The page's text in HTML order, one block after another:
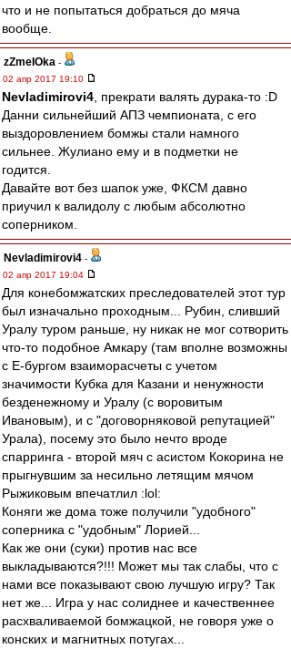
что и не попытаться добраться до мяча
вообще.
zZmeIOka -
02 апр 2017 19:10
Nevladimirovi4 , прекрати валять дурака-то :D
Данни сильнейший АПЗ чемпионата, с его
выздоровлением бомжы стали намного
сильнее. Жулиано ему и в подметки не
годится.
Давайте вот без шапок уже, ФКСМ давно
приучил к валидолу с любым абсолютно
соперником.
Nevladimirovi4 -
02 апр 2017 19:04
Для конебомжатских преследователей этот тур
был изначально проходным... Рубин, сливший
Уралу туром раньше, ну никак не мог сотворить
что-то подобное Амкару (там вполне возможны
с Е-бургом взаиморасчеты с учетом
значимости Кубка для Казани и ненужности
безденежному и Уралу (с воровитым
Ивановым), и с "договорняковой репутацией"
Урала), посему это было нечто вроде
спарринга - второй мяч с асистом Кокорина не
прыгнувшим за несильно летящим мячом
Рыжиковым впечатлил :lol:
Коняги же дома тоже получили "удобного"
соперника с "удобным" Лорией...
Как же они (суки) против нас все
выкладываются?!!! Может мы так слабы, что с
нами все показывают свою лучшую игру? Так
нет же... Игра у нас солиднее и качественнее
расхваливаемой бомжацкой, не говоря уже о
конских и магнитных потугах...